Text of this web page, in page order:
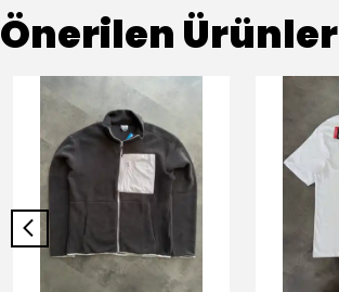
Önerilen Ürünler